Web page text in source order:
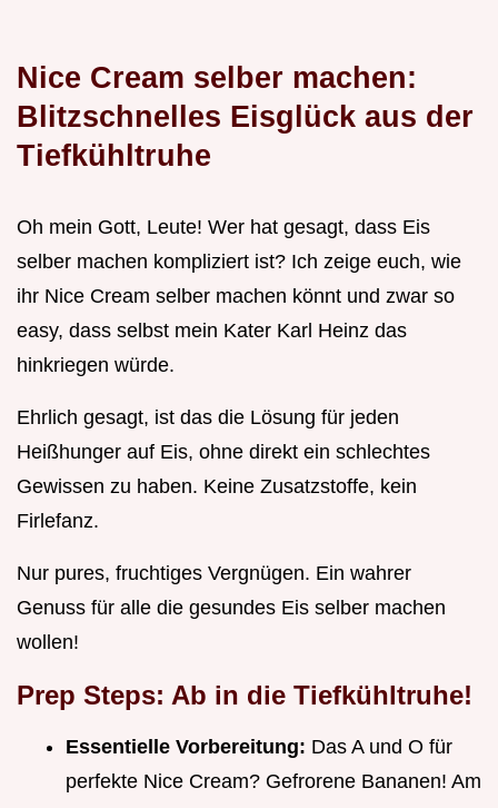
Nice Cream selber machen:
Blitzschnelles Eisglück aus der
Tiefkühltruhe
Oh mein Gott, Leute! Wer hat gesagt, dass Eis
selber machen kompliziert ist? Ich zeige euch, wie
ihr Nice Cream selber machen könnt und zwar so
easy, dass selbst mein Kater Karl Heinz das
hinkriegen würde.
Ehrlich gesagt, ist das die Lösung für jeden
Heißhunger auf Eis, ohne direkt ein schlechtes
Gewissen zu haben. Keine Zusatzstoffe, kein
Firlefanz.
Nur pures, fruchtiges Vergnügen. Ein wahrer
Genuss für alle die gesundes Eis selber machen
wollen!
Prep Steps: Ab in die Tiefkühltruhe!
Essentielle Vorbereitung: Das A und O für
perfekte Nice Cream? Gefrorene Bananen! Am